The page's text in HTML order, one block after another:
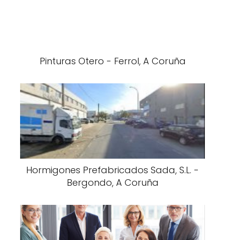
Pinturas Otero - Ferrol, A Coruña
Hormigones Prefabricados Sada, S.L. -
Bergondo, A Coruña